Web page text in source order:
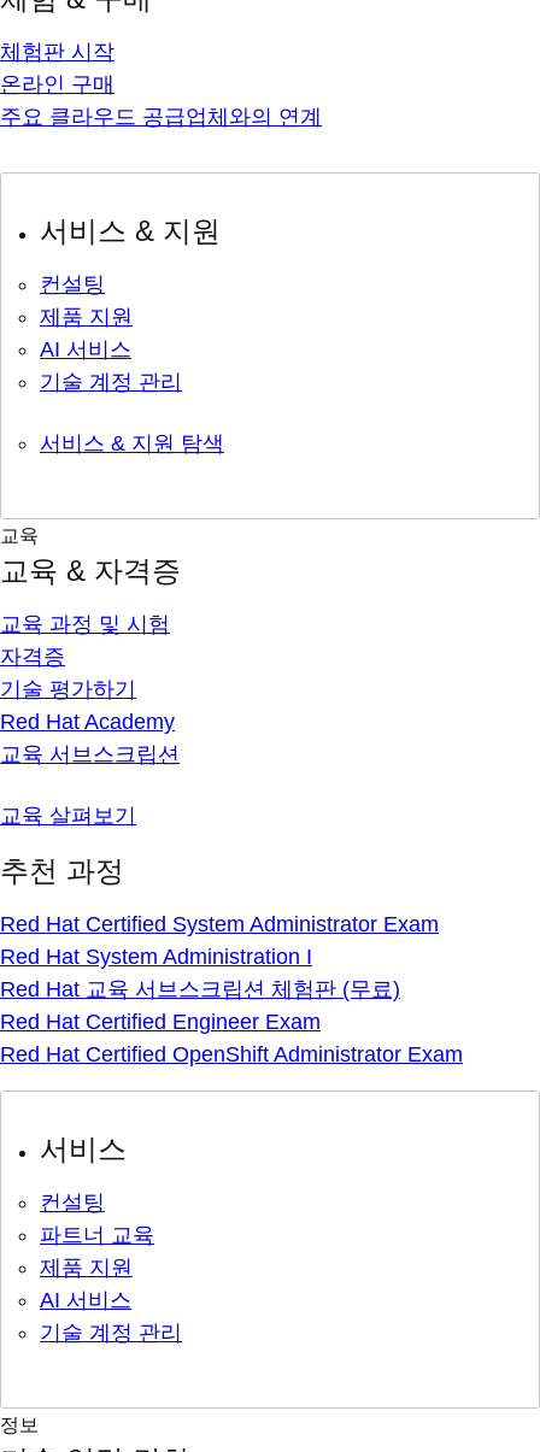
체험판 시작
온라인 구매
주요 클라우드 공급업체와의 연계
서비스 & 지원
컨설팅
제품 지원
AI 서비스
기술 계정 관리
서비스 & 지원 탐색
교육
교육 & 자격증
교육 과정 및 시험
자격증
기술 평가하기
Red Hat Academy
교육 서브스크립션
교육 살펴보기
추천 과정
Red Hat Certified System Administrator Exam
Red Hat System Administration I
Red Hat 교육 서브스크립션 체험판 (무료)
Red Hat Certified Engineer Exam
Red Hat Certified OpenShift Administrator Exam
서비스
컨설팅
파트너 교육
제품 지원
AI 서비스
기술 계정 관리
정보